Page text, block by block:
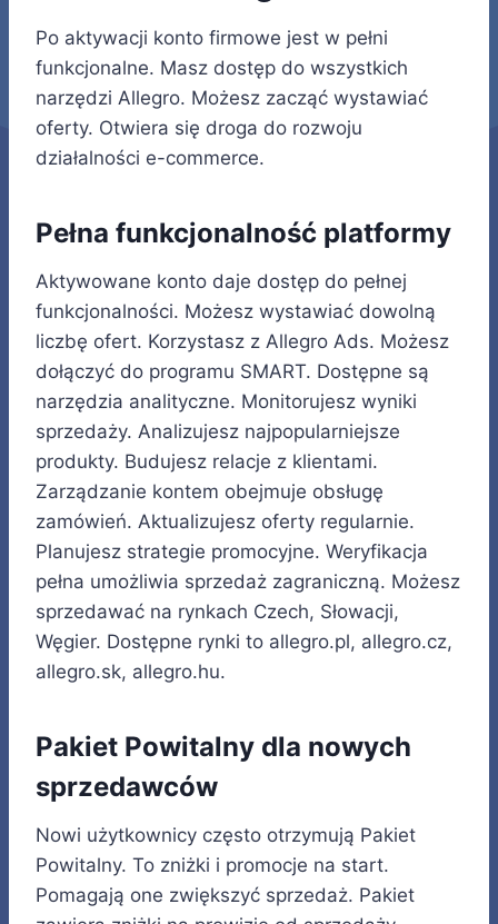
Po aktywacji konto firmowe jest w pełni
funkcjonalne. Masz dostęp do wszystkich
narzędzi Allegro. Możesz zacząć wystawiać
oferty. Otwiera się droga do rozwoju
działalności e-commerce.
Pełna funkcjonalność platformy
Aktywowane konto daje dostęp do pełnej
funkcjonalności. Możesz wystawiać dowolną
liczbę ofert. Korzystasz z Allegro Ads. Możesz
dołączyć do programu SMART. Dostępne są
narzędzia analityczne. Monitorujesz wyniki
sprzedaży. Analizujesz najpopularniejsze
produkty. Budujesz relacje z klientami.
Zarządzanie kontem obejmuje obsługę
zamówień. Aktualizujesz oferty regularnie.
Planujesz strategie promocyjne. Weryfikacja
pełna umożliwia sprzedaż zagraniczną. Możesz
sprzedawać na rynkach Czech, Słowacji,
Węgier. Dostępne rynki to allegro.pl, allegro.cz,
allegro.sk, allegro.hu.
Pakiet Powitalny dla nowych
sprzedawców
Nowi użytkownicy często otrzymują Pakiet
Powitalny. To zniżki i promocje na start.
Pomagają one zwiększyć sprzedaż. Pakiet